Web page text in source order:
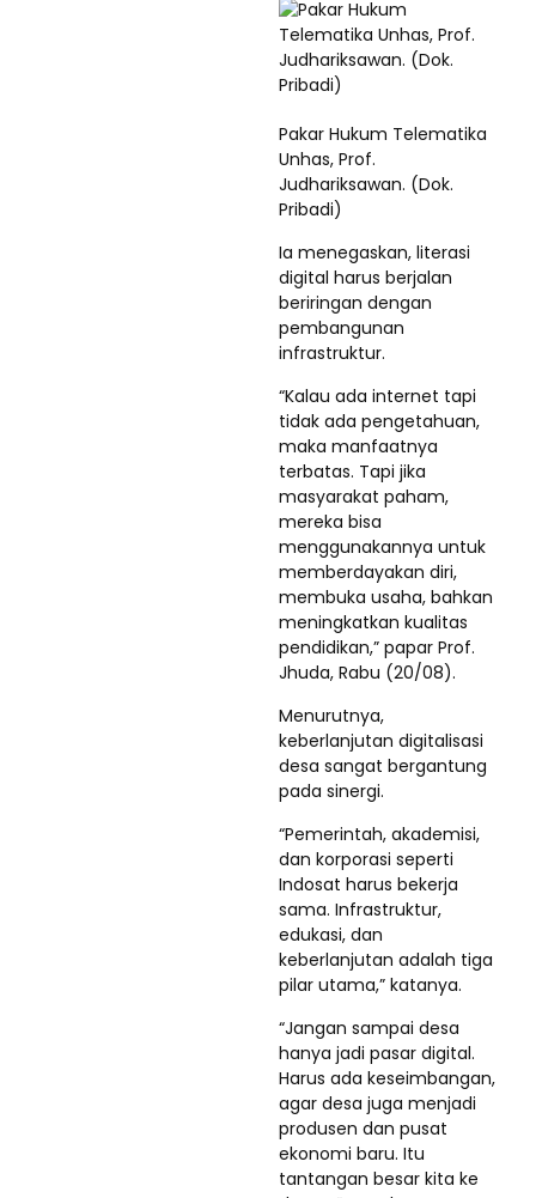
Pakar Hukum Telematika
Unhas, Prof.
Judhariksawan. (Dok.
Pribadi)
Ia menegaskan, literasi
digital harus berjalan
beriringan dengan
pembangunan
infrastruktur.
“Kalau ada internet tapi
tidak ada pengetahuan,
maka manfaatnya
terbatas. Tapi jika
masyarakat paham,
mereka bisa
menggunakannya untuk
memberdayakan diri,
membuka usaha, bahkan
meningkatkan kualitas
pendidikan,” papar Prof.
Jhuda, Rabu (20/08).
Menurutnya,
keberlanjutan digitalisasi
desa sangat bergantung
pada sinergi.
“Pemerintah, akademisi,
dan korporasi seperti
Indosat harus bekerja
sama. Infrastruktur,
edukasi, dan
keberlanjutan adalah tiga
pilar utama,” katanya.
“Jangan sampai desa
hanya jadi pasar digital.
Harus ada keseimbangan,
agar desa juga menjadi
produsen dan pusat
ekonomi baru. Itu
tantangan besar kita ke